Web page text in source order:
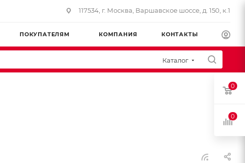
117534, г. Москва, Варшавское шоссе, д. 150, к.1
ПОКУПАТЕЛЯМ КОМПАНИЯ КОНТАКТЫ
Каталог
0
0